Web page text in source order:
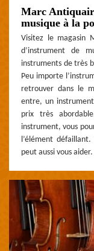
Marc
musique à la
Visitez le magasin
d’instrument de
instruments de très
Peu importe
retrouver dans le
entre, un
prix très
instrument, vous
l’élément
peut aussi vous aider.